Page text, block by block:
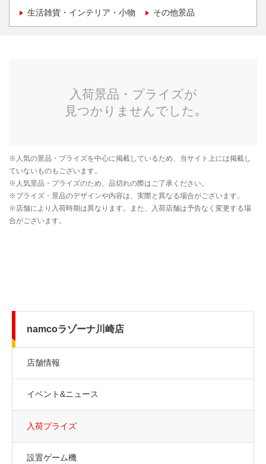
生活雑貨・インテリア・小物 その他景品
namcoラゾーナ川崎店
店舗情報
イベント&ニュース
入荷プライズ
設置ゲーム機